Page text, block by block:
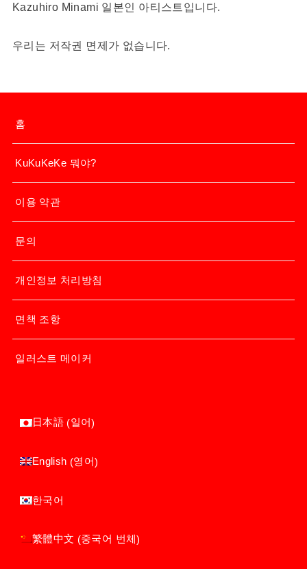
Kazuhiro Minami 일본인 아티스트입니다.
우리는 저작권 면제가 없습니다.
홈
KuKuKeKe 뭐야?
이용 약관
문의
개인정보 처리방침
면책 조항
일러스트 메이커
日本語 (일어)
English (영어)
한국어
繁體中文 (중국어 번체)